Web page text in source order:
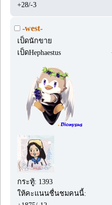
+28/-3
-west-
เป็ดนักขาย
เป็ดHephaestus
กระทู้: 1393
ให้คะแนนชื่นชมคนนี้: